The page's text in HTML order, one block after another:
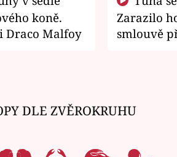
koně.
Draco Malfoy
Zarazilo
smlouvě
DLE ZVĚROKRUHU